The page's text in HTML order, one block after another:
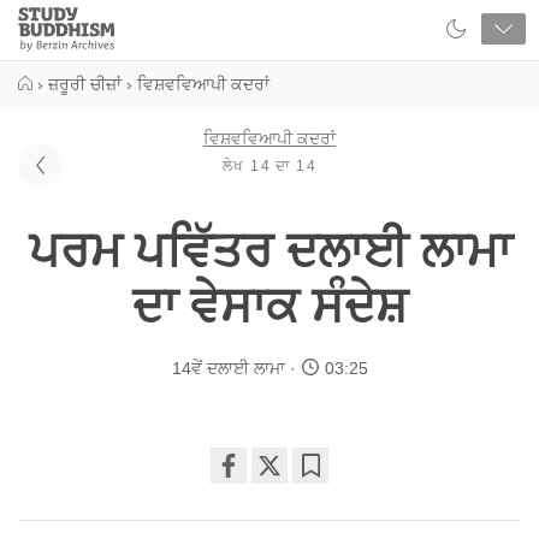
Close
Study
Buddhism
› ਜ਼ਰੂਰੀ ਚੀਜ਼ਾਂ › ਵਿਸ਼ਵਵਿਆਪੀ ਕਦਰਾਂ
ਵਿਸ਼ਵਵਿਆਪੀ ਕਦਰਾਂ
ਲੇਖ 14 ਦਾ 14
ਪਰਮ ਪਵਿੱਤਰ ਦਲਾਈ ਲਾਮਾ
ਦਾ ਵੇਸਾਕ ਸੰਦੇਸ਼
14ਵੇਂ ਦਲਾਈ ਲਾਮਾ 03:25
on